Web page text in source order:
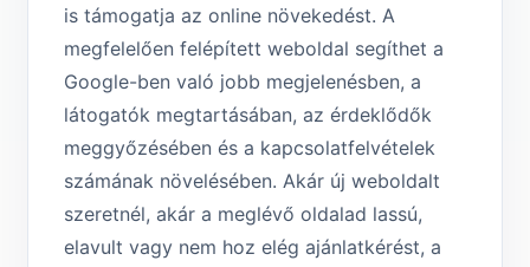
is támogatja az online növekedést. A
megfelelően felépített weboldal segíthet a
Google-ben való jobb megjelenésben, a
látogatók megtartásában, az érdeklődők
meggyőzésében és a kapcsolatfelvételek
számának növelésében. Akár új weboldalt
szeretnél, akár a meglévő oldalad lassú,
elavult vagy nem hoz elég ajánlatkérést, a